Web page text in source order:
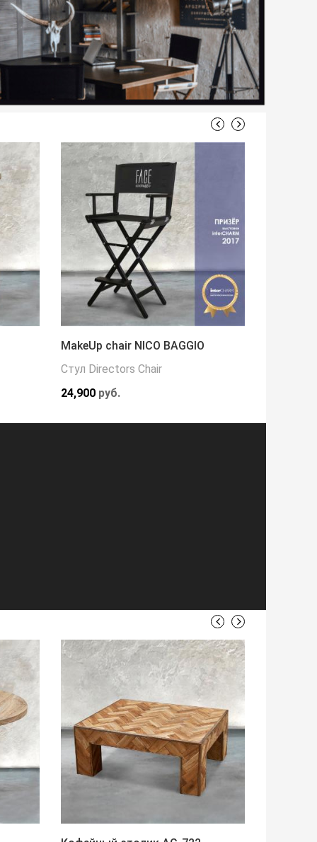
MakeUp chair NICO BAGGIO
Стул Directors Chair
24,900 руб.